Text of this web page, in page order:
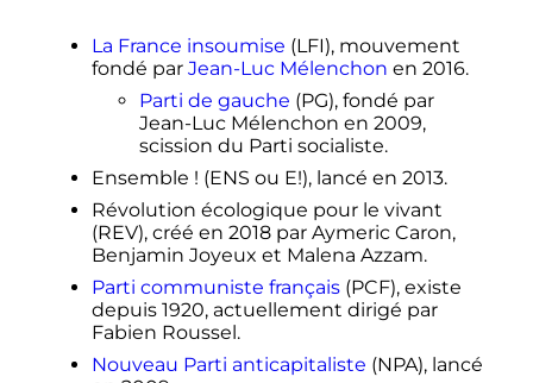
La France insoumise (LFI), mouvement
fondé par Jean-Luc Mélenchon en 2016.
Parti de gauche (PG), fondé par
Jean-Luc Mélenchon en 2009,
scission du Parti socialiste.
Ensemble ! (ENS ou E!), lancé en 2013.
Révolution écologique pour le vivant
(REV), créé en 2018 par Aymeric Caron,
Benjamin Joyeux et Malena Azzam.
Parti communiste français(PCF), existe
depuis 1920, actuellement dirigé par
Fabien Roussel.
Nouveau Parti anticapitaliste (NPA), lancé